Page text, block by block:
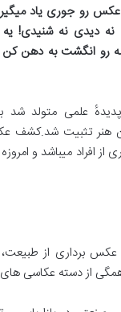
رو جوری یاد
دیدی نه شنیدی! یه
رو انگشت به دهن کن
علمی متولد
هنر تثبیت شد.کشف
افراد میباشد و
عکس برداری از
از دسته عکاسی های